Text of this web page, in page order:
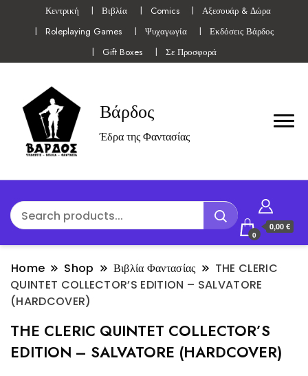
Κεντρική Βιβλία Comics
Αξεσουάρ & Δώρα
Roleplaying Games
Ψυχαγωγία
Εκδόσεις Βάρδος
Gift Boxes
Σε Προσφορά
Βάρδος
Έδρα της Φαντασίας
0
0,00 €
Home Shop Βιβλία Φαντασίας
THE CLERIC
QUINTET COLLECTOR’S EDITION – SALVATORE
(HARDCOVER)
THE CLERIC QUINTET COLLECTOR’S
EDITION – SALVATORE (HARDCOVER)